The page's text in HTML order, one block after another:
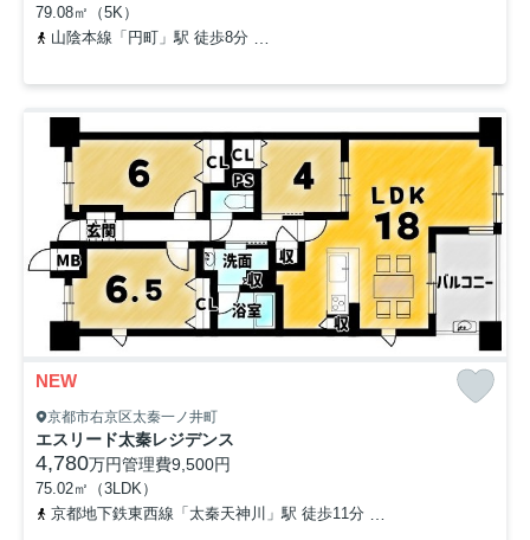
79.08㎡（5K）
山陰本線「円町」駅 徒歩8分
NEW
京都市右京区太秦一ノ井町
エスリード太秦レジデンス
4,780万円管理費9,500円
75.02㎡（3LDK）
京都地下鉄東西線「太秦天神川」駅 徒歩11分